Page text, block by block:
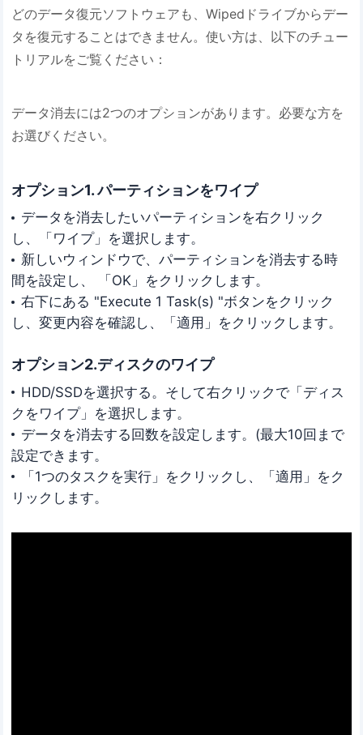
どのデータ復元ソフトウェアも、Wipedドライブからデー
タを復元することはできません。使い方は、以下のチュー
トリアルをご覧ください：
データ消去には2つのオプションがあります。必要な方を
お選びください。
オプション1. パーティションをワイプ
データを消去したいパーティションを右クリック
し、「ワイプ」を選択します。
新しいウィンドウで、パーティションを消去する時
間を設定し、 「OK」をクリックします。
右下にある "Execute 1 Task(s) "ボタンをクリック
し、変更内容を確認し、「適用」をクリックします。
オプション2.ディスクのワイプ
HDD/SSDを選択する。そして右クリックで「ディス
クをワイプ」を選択します。
データを消去する回数を設定します。(最大10回まで
設定できます。
「1つのタスクを実行」をクリックし、「適用」をク
リックします。